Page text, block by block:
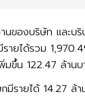
านของบริษัท และ
ยได้รวม
มขึ้น 122.47 ล้าน
มีรายได้ 14.27 ล้